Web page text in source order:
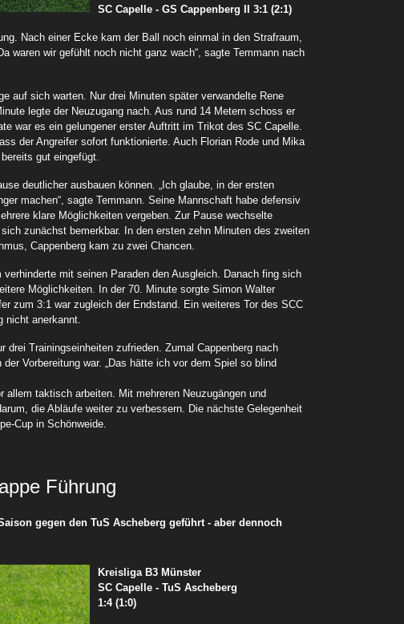
SC Capelle - GS Cappenberg II 3:1 (2:1)
Nach einer Ecke kam der Ball noch einmal in den Strafraum,
waren wir gefühlt noch nicht ganz wach“, sagte Temmann nach
auf sich warten. Nur drei Minuten später verwandelte Rene
legte der Neuzugang nach. Aus rund 14 Metern schoss er
war es ein gelungener erster Auftritt im Trikot des SC Capelle.
der Angreifer sofort funktionierte. Auch Florian Rode und Mika
gut eingefügt.
deutlicher ausbauen können. „Ich glaube, in der ersten
machen“, sagte Temmann. Seine Mannschaft habe defensiv
klare Möglichkeiten vergeben. Zur Pause wechselte
zunächst bemerkbar. In den ersten zehn Minuten des zweiten
Cappenberg kam zu zwei Chancen.
verhinderte mit seinen Paraden den Ausgleich. Danach fing sich
Möglichkeiten. In der 70. Minute sorgte Simon Walter
zum 3:1 war zugleich der Endstand. Ein weiteres Tor des SCC
nicht anerkannt.
drei Trainingseinheiten zufrieden. Zumal Cappenberg nach
Vorbereitung war. „Das hätte ich vor dem Spiel so blind
allem taktisch arbeiten. Mit mehreren Neuzugängen und
die Abläufe weiter zu verbessern. Die nächste Gelegenheit
Cup in Schönweide.
Führung
gegen den TuS Ascheberg geführt - aber dennoch
Kreisliga B3 Münster
SC Capelle - TuS Ascheberg
1:4 (1:0)